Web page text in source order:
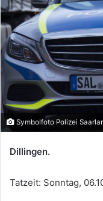
Symbolfoto Polizei
Dillingen.
Tatzeit: Sonntag,